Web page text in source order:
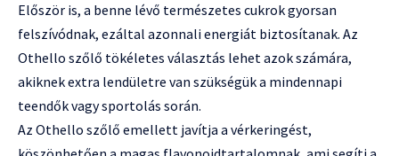
Először is, a benne lévő természetes cukrok gyorsan
felszívódnak, ezáltal azonnali energiát biztosítanak. Az
Othello szőlő tökéletes választás lehet azok számára,
akiknek extra lendületre van szükségük a mindennapi
teendők vagy sportolás során.
Az Othello szőlő emellett javítja a vérkeringést,